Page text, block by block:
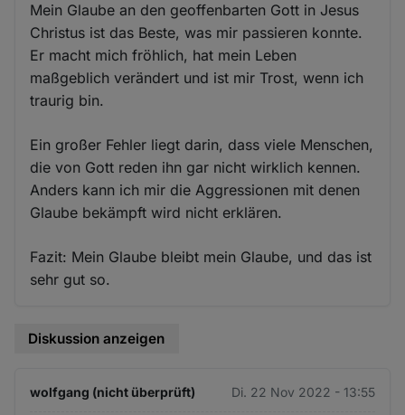
Mein Glaube an den geoffenbarten Gott in Jesus
Christus ist das Beste, was mir passieren konnte.
Er macht mich fröhlich, hat mein Leben
maßgeblich verändert und ist mir Trost, wenn ich
traurig bin.
Ein großer Fehler liegt darin, dass viele Menschen,
die von Gott reden ihn gar nicht wirklich kennen.
Anders kann ich mir die Aggressionen mit denen
Glaube bekämpft wird nicht erklären.
Fazit: Mein Glaube bleibt mein Glaube, und das ist
sehr gut so.
Diskussion anzeigen
wolfgang (nicht überprüft) Di. 22 Nov 2022 - 13:55